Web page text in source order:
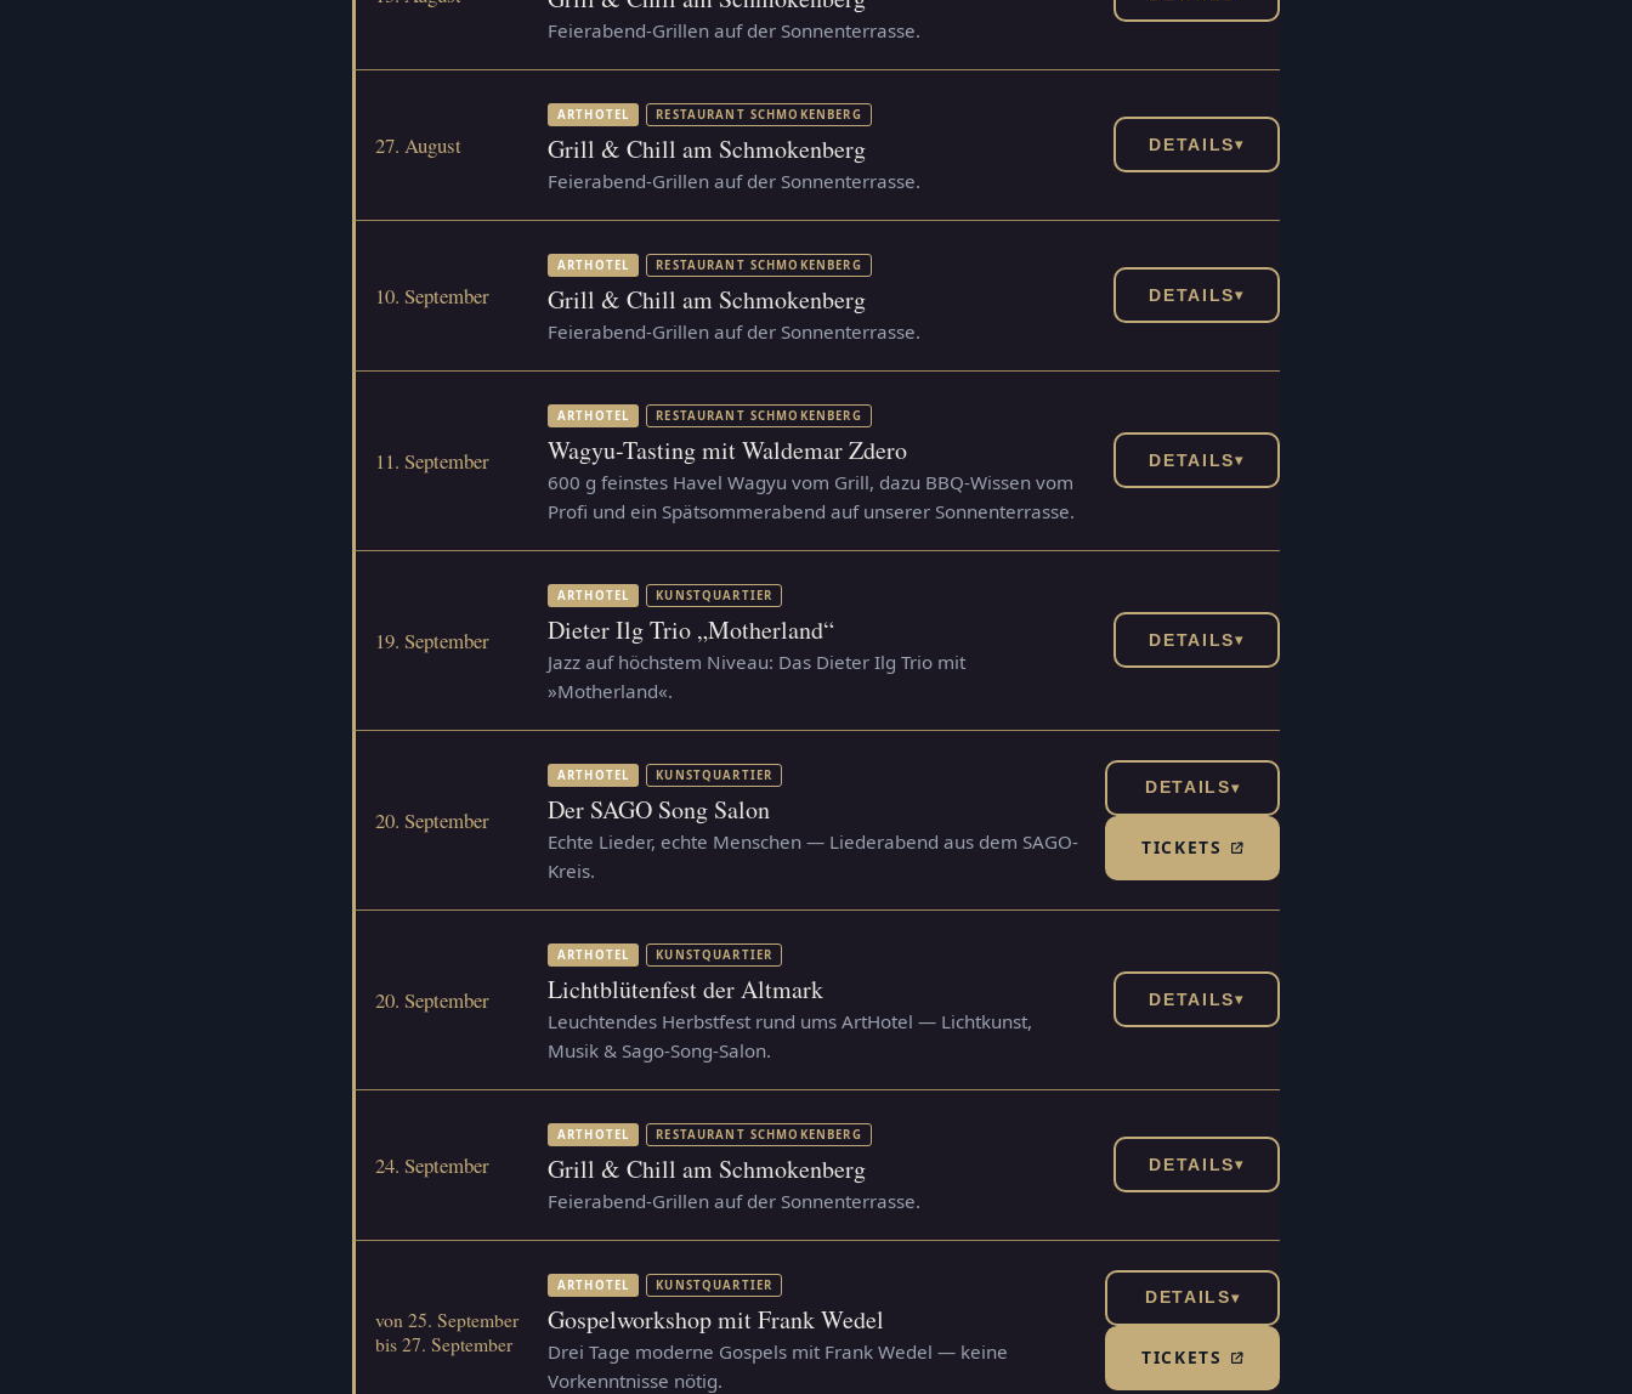
Feierabend-Grillen auf der Sonnenterrasse.
27. August
ARTHOTEL RESTAURANT SCHMOKENBERG
Grill & Chill am Schmokenberg
Feierabend-Grillen auf der Sonnenterrasse.
DETAILS▾
10. September
ARTHOTEL RESTAURANT SCHMOKENBERG
Grill & Chill am Schmokenberg
Feierabend-Grillen auf der Sonnenterrasse.
DETAILS▾
11. September
ARTHOTEL RESTAURANT SCHMOKENBERG
Wagyu-Tasting mit Waldemar Zdero
600 g feinstes Havel Wagyu vom Grill, dazu BBQ-Wissen vom
Profi und ein Spätsommerabend auf unserer Sonnenterrasse.
DETAILS▾
19. September
ARTHOTEL KUNSTQUARTIER
Dieter Ilg Trio „Motherland“
Jazz auf höchstem Niveau: Das Dieter Ilg Trio mit
»Motherland«.
DETAILS▾
20. September
ARTHOTEL KUNSTQUARTIER
Der SAGO Song Salon
Echte Lieder, echte Menschen — Liederabend aus dem SAGO-
Kreis.
DETAILS▾
TICKETS(TICKETSHOP, ÖFFNET IN NEUEM TAB)
20. September
ARTHOTEL KUNSTQUARTIER
Lichtblütenfest der Altmark
Leuchtendes Herbstfest rund ums ArtHotel — Lichtkunst,
Musik & Sago-Song-Salon.
DETAILS▾
24. September
ARTHOTEL RESTAURANT SCHMOKENBERG
Grill & Chill am Schmokenberg
Feierabend-Grillen auf der Sonnenterrasse.
DETAILS▾
von 25. September
bis 27. September
ARTHOTEL KUNSTQUARTIER
Gospelworkshop mit Frank Wedel
Drei Tage moderne Gospels mit Frank Wedel — keine
Vorkenntnisse nötig.
DETAILS▾
TICKETS(TICKETSHOP, ÖFFNET IN NEUEM TAB)